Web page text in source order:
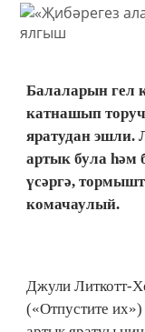
Балаларын гел
катнашып
яратудан эшли.
артык була һәм
үсәргә,
комачаулый.
Джули Литкотт-
(«Отпустите